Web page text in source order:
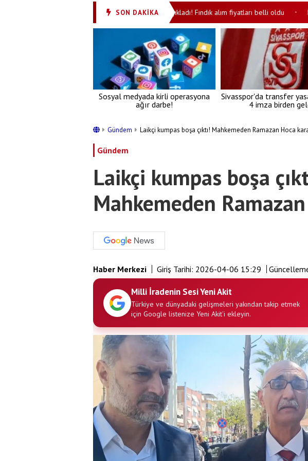
SON DAKİKA
TMO açıkladı! Fındık alım fiyatları belli oldu • Kapalı
Sosyal medyada kirli operasyona
ağır darbe!
Sivasspor'da transfer
4 imza birden
Gündem Laikçi kumpas boşa çıktı! Mahkemeden Ramazan Hoca
Gündem
Laikçi kumpas boşa
Mahkemeden
Haber Merkezi Giriş Tarihi: 2026-04-06 15:29
Milli İradenin Sesi Yeni Akit
Türkiye ve dünyadaki gelişmeleri yakından takip etmek
için Google listenize Yeni Akit'i ekleyin.